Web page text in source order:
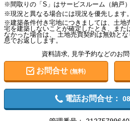
※間取りの「S」はサービスルーム（納戸）
※現況と異なる場合には現況を優先します。
※建築条件付き宅地につきましては、土地
宅を建築しないことが確定したとき、また
なかった場合は、 土地売買契約は無効と
息でお返しします。
資料請求, 見学予約などのお
お問合せ (無料)
電話お問合せ：